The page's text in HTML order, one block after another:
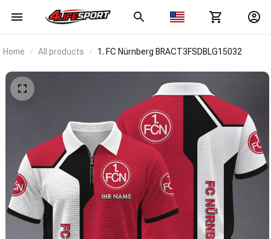
Home All products 1. FC Nürnberg BRACT3FSDBLG15032